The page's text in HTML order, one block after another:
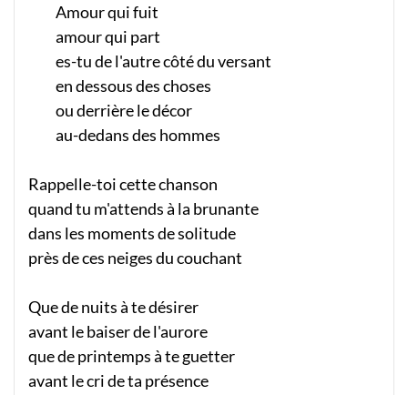
Amour qui fuit
amour qui part
es-tu de l'autre côté du versant
en dessous des choses
ou derrière le décor
au-dedans des hommes
Rappelle-toi cette chanson
quand tu m'attends à la brunante
dans les moments de solitude
près de ces neiges du couchant
Que de nuits à te désirer
avant le baiser de l'aurore
que de printemps à te guetter
avant le cri de ta présence